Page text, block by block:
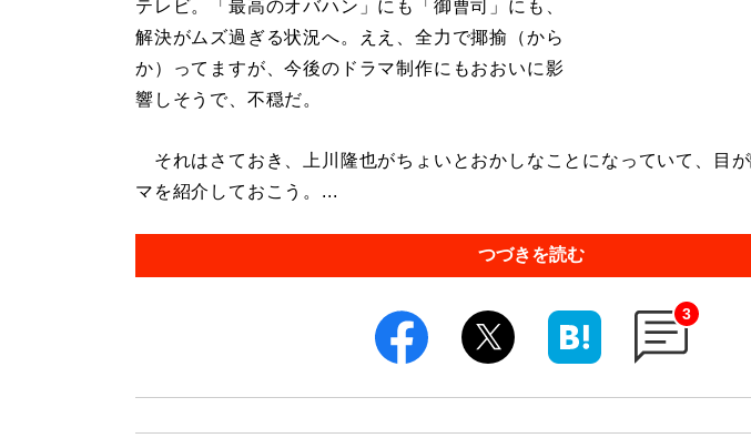
テレビ。「最高のオバハン」にも「御曹司」にも、
解決がムズ過ぎる状況へ。ええ、全力で揶揄（から
か）ってますが、今後のドラマ制作にもおおいに影
響しそうで、不穏だ。
それはさておき、上川隆也がちょいとおかしなことになっていて、目
マを紹介しておこう。...
つづきを読む
3